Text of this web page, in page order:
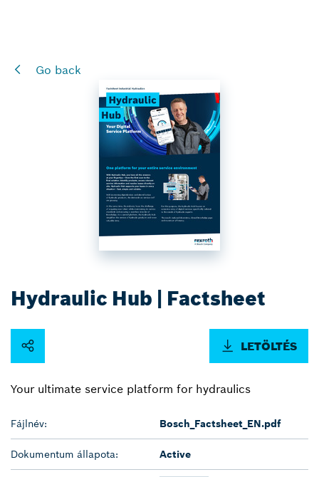
Go back
Hydraulic Hub | Factsheet
LETÖLTÉS
Your ultimate service platform for hydraulics
Fájlnév: Bosch_Factsheet_EN.pdf
Dokumentum állapota: Active